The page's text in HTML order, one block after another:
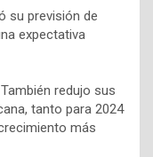
su previsión de
expectativa
redujo sus
tanto para 2024
más